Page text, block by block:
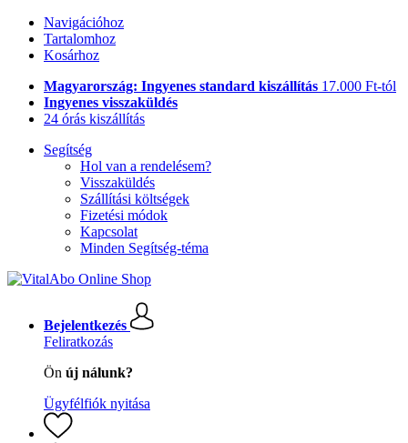
Navigációhoz
Tartalomhoz
Kosárhoz
Magyarország: Ingyenes standard kiszállítás 17.000 Ft-tól
Ingyenes visszaküldés
24 órás kiszállítás
Segítség
Hol van a rendelésem?
Visszaküldés
Szállítási költségek
Fizetési módok
Kapcsolat
Minden Segítség-téma
Bejelentkezés
Feliratkozás
Ön új nálunk?
Ügyfélfiók nyitása